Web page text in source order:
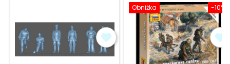
-10%
Obniżka